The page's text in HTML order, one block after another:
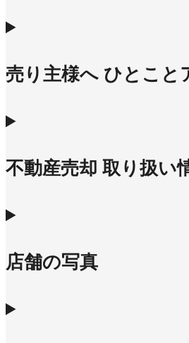
売り主様へ ひとこと
不動産売却 取り扱い
店舗の写真